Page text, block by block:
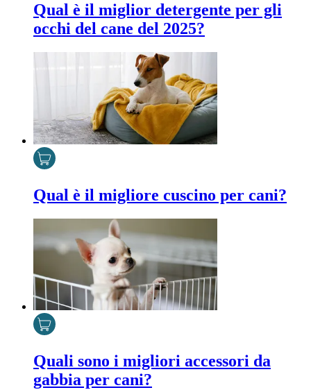
Qual è il miglior detergente per gli
occhi del cane del 2025?
Qual è il migliore cuscino per cani?
Quali sono i migliori accessori da
gabbia per cani?